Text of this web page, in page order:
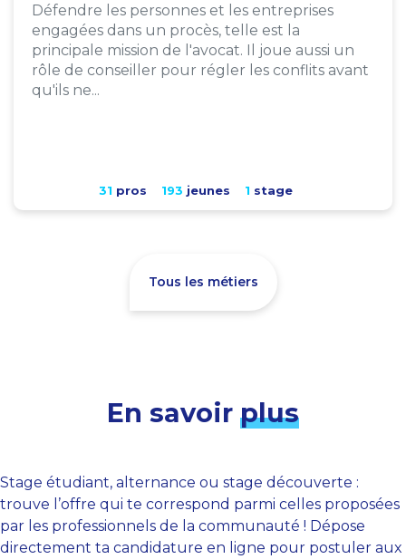
Défendre les personnes et les entreprises
engagées dans un procès, telle est la
principale mission de l'avocat. Il joue aussi un
rôle de conseiller pour régler les conflits avant
qu'ils ne...
31 pros 193 jeunes 1 stage
Tous les métiers
En savoir plus
Stage étudiant, alternance ou stage découverte :
trouve l’offre qui te correspond parmi celles proposées
par les professionnels de la communauté ! Dépose
directement ta candidature en ligne pour postuler aux